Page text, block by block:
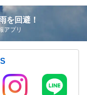
を回避！
アプリ